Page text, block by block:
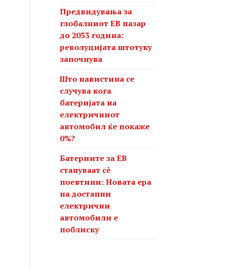
Предвидувања за
глобалниот ЕВ пазар
до 2033 година:
револуцијата штотуку
започнува
Што навистина се
случува кога
батеријата на
електричниот
автомобил ќе покаже
0%?
Батериите за ЕВ
стануваат сè
поевтини: Новата ера
на достапни
електрични
автомобили е
поблиску